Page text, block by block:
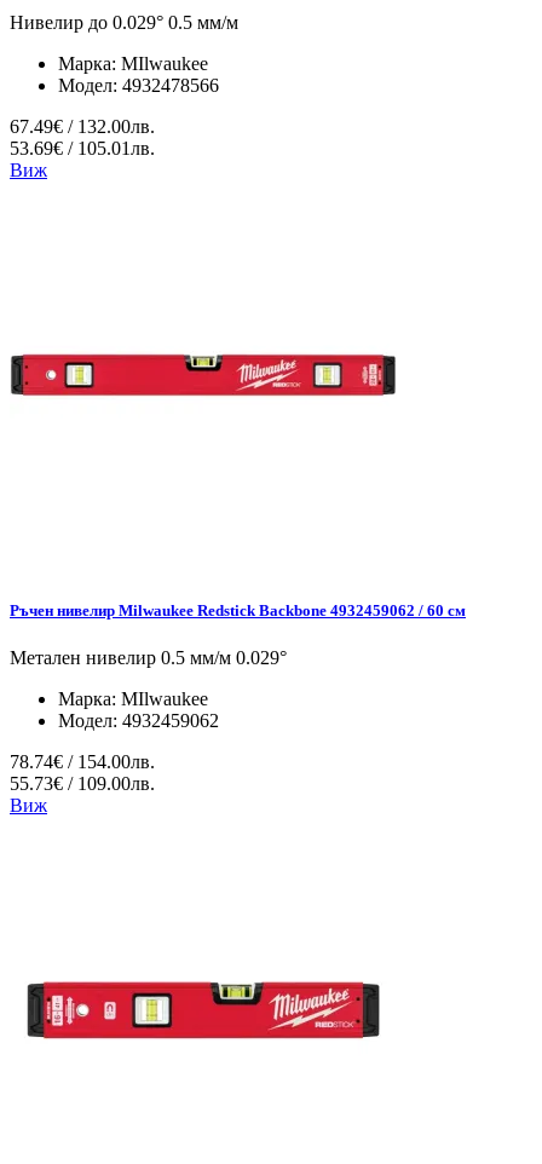
Нивелир до 0.029° 0.5 мм/м
Марка: MIlwaukee
Модел: 4932478566
67.49€ / 132.00лв.
53.69€ / 105.01лв.
Виж
Ръчен нивелир Milwaukee Redstick Backbone 4932459062 / 60 см
Метален нивелир 0.5 мм/м 0.029°
Марка: MIlwaukee
Модел: 4932459062
78.74€ / 154.00лв.
55.73€ / 109.00лв.
Виж